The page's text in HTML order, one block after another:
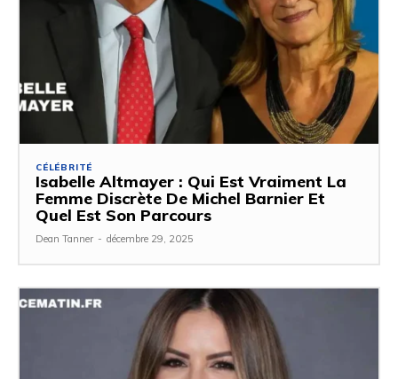
CÉLÉBRITÉ
Isabelle Altmayer : Qui Est Vraiment La
Femme Discrète De Michel Barnier Et
Quel Est Son Parcours
Dean Tanner - décembre 29, 2025